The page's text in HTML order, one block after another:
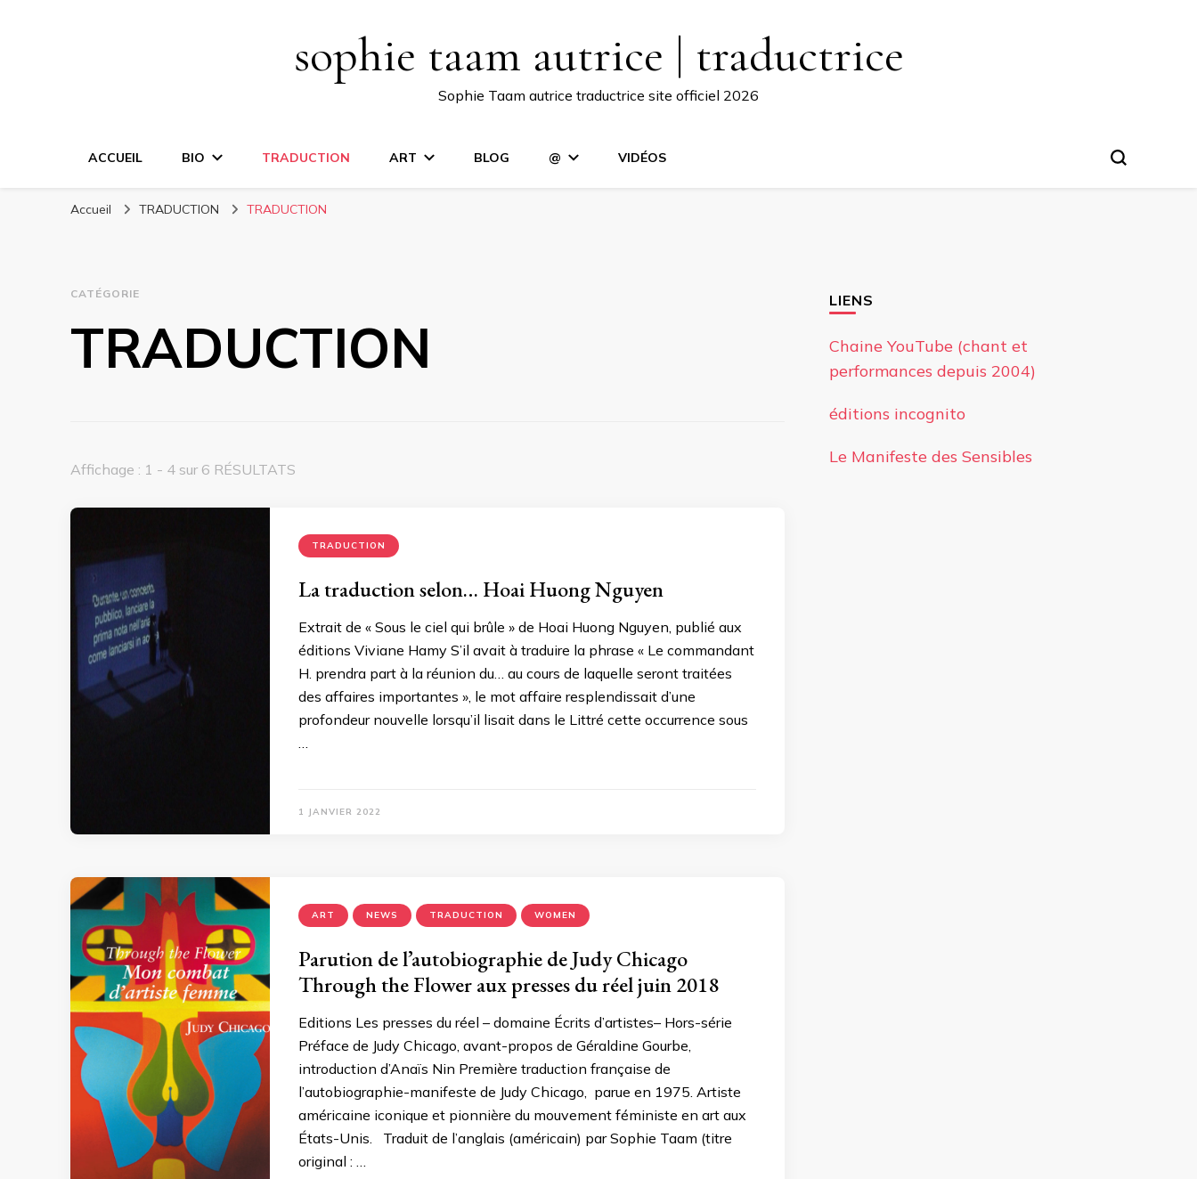
sophie taam autrice | traductrice
Sophie Taam autrice traductrice site officiel 2026
ACCUEIL BIO TRADUCTION ART BLOG @ VIDÉOS
Accueil TRADUCTION TRADUCTION
CATÉGORIE
TRADUCTION
Affichage : 1 - 4 sur 6 RÉSULTATS
TRADUCTION
La traduction selon… Hoai Huong Nguyen
Extrait de « Sous le ciel qui brûle » de Hoai Huong Nguyen, publié aux
éditions Viviane Hamy S’il avait à traduire la phrase « Le commandant
H. prendra part à la réunion du… au cours de laquelle seront traitées
des affaires importantes », le mot affaire resplendissait d’une
profondeur nouvelle lorsqu’il lisait dans le Littré cette occurrence sous
…
1 JANVIER 2022
ART NEWS TRADUCTION WOMEN
Parution de l’autobiographie de Judy Chicago
Through the Flower aux presses du réel juin 2018
Editions Les presses du réel – domaine Écrits d’artistes– Hors-série
Préface de Judy Chicago, avant-propos de Géraldine Gourbe,
introduction d’Anaïs Nin Première traduction française de
l’autobiographie-manifeste de Judy Chicago, parue en 1975. Artiste
américaine iconique et pionnière du mouvement féministe en art aux
États-Unis. Traduit de l’anglais (américain) par Sophie Taam (titre
original : …
LIENS
Chaine YouTube (chant et
performances depuis 2004)
éditions incognito
Le Manifeste des Sensibles